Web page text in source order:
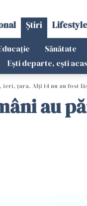
Știri Lifestyle
Sănătate
Ești departe, ești
ieri, țara. Alți 14 nu au fost
au